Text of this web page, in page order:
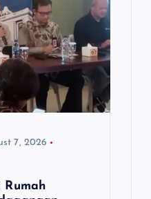
7, 2026
Rumah